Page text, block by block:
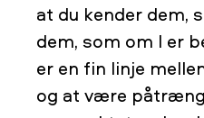
at du kender dem,
dem, som om I er
er en fin linje
og at være